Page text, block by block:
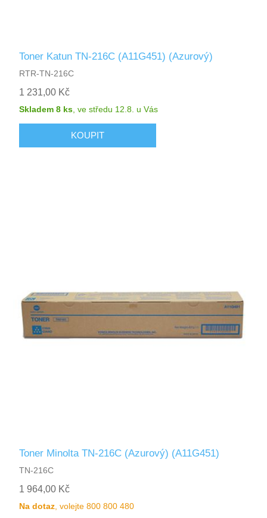
Toner Katun TN-216C (A11G451) (Azurový)
RTR-TN-216C
1 231,00 Kč
Skladem 8 ks ,ve středu 12.8. u Vás
Toner Minolta TN-216C (Azurový) (A11G451)
TN-216C
1 964,00 Kč
Na dotaz , volejte 800 800 480